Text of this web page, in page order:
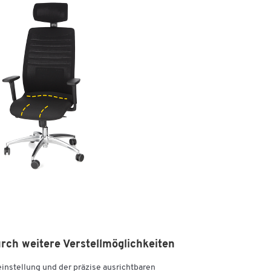
weitere Verstellmöglichkeiten
und der präzise ausrichtbaren